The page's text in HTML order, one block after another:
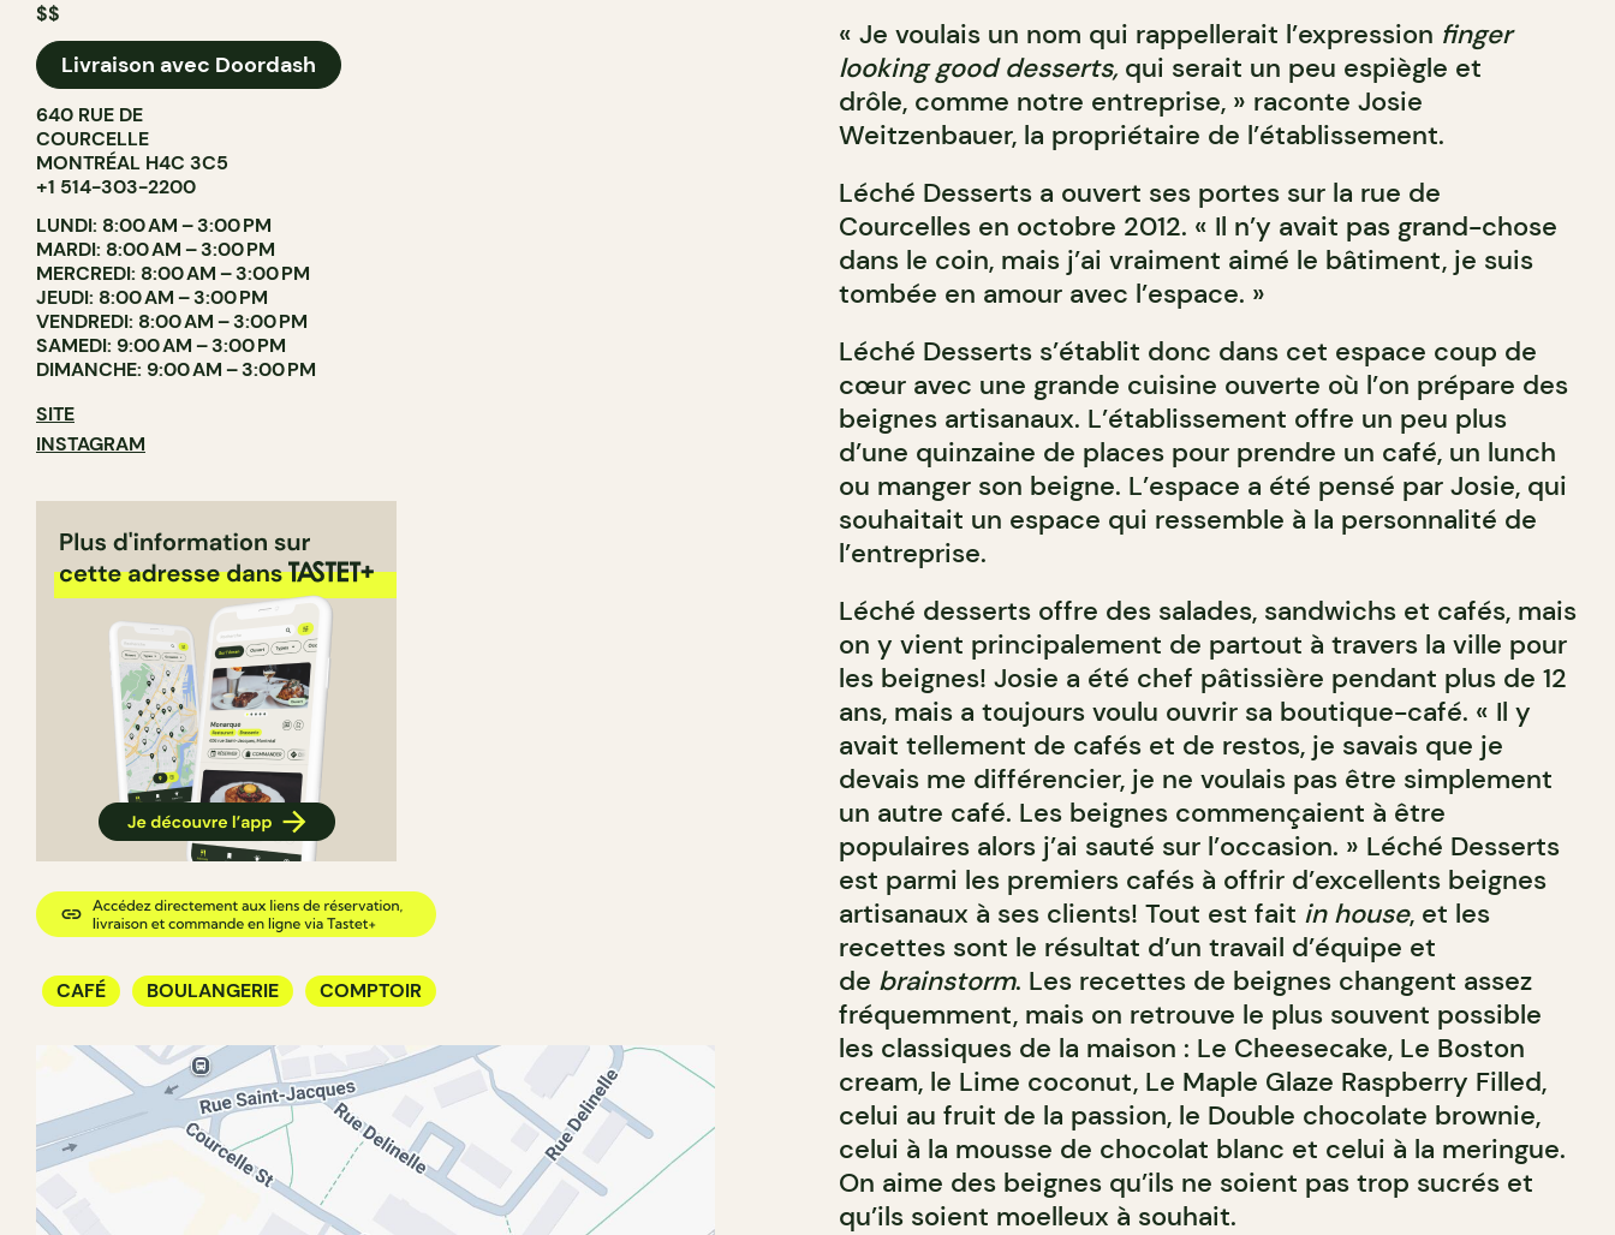
$$
Livraison avec Doordash
640 RUE DE
COURCELLE
MONTRÉAL H4C 3C5
+1 514-303-2200
LUNDI: 8:00 AM – 3:00 PM
MARDI: 8:00 AM – 3:00 PM
MERCREDI: 8:00 AM – 3:00 PM
JEUDI: 8:00 AM – 3:00 PM
VENDREDI: 8:00 AM – 3:00 PM
SAMEDI: 9:00 AM – 3:00 PM
DIMANCHE: 9:00 AM – 3:00 PM
SITE
INSTAGRAM
CAFÉ BOULANGERIE COMPTOIR
« Je voulais un nom qui rappellerait l’expression finger
looking good desserts, qui serait un peu espiègle et
drôle, comme notre entreprise, » raconte Josie
Weitzenbauer, la propriétaire de l’établissement.
Léché Desserts a ouvert ses portes sur la rue de
Courcelles en octobre 2012. « Il n’y avait pas grand-chose
dans le coin, mais j’ai vraiment aimé le bâtiment, je suis
tombée en amour avec l’espace. »
Léché Desserts s’établit donc dans cet espace coup de
cœur avec une grande cuisine ouverte où l’on prépare des
beignes artisanaux. L’établissement offre un peu plus
d’une quinzaine de places pour prendre un café, un lunch
ou manger son beigne. L’espace a été pensé par Josie, qui
souhaitait un espace qui ressemble à la personnalité de
l’entreprise.
Léché desserts offre des salades, sandwichs et cafés, mais
on y vient principalement de partout à travers la ville pour
les beignes! Josie a été chef pâtissière pendant plus de 12
ans, mais a toujours voulu ouvrir sa boutique-café. « Il y
avait tellement de cafés et de restos, je savais que je
devais me différencier, je ne voulais pas être simplement
un autre café. Les beignes commençaient à être
populaires alors j’ai sauté sur l’occasion. » Léché Desserts
est parmi les premiers cafés à offrir d’excellents beignes
artisanaux à ses clients! Tout est fait in house, et les
recettes sont le résultat d’un travail d’équipe et
de brainstorm. Les recettes de beignes changent assez
fréquemment, mais on retrouve le plus souvent possible
les classiques de la maison : Le Cheesecake, Le Boston
cream, le Lime coconut, Le Maple Glaze Raspberry Filled,
celui au fruit de la passion, le Double chocolate brownie,
celui à la mousse de chocolat blanc et celui à la meringue.
On aime des beignes qu’ils ne soient pas trop sucrés et
qu’ils soient moelleux à souhait.